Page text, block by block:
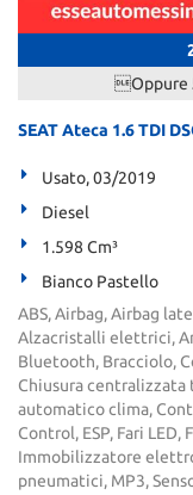
Oppure
SEAT Ateca 1.6 TDI
Usato, 03/2019
Diesel
1.598 Cm³
Bianco Pastello
ABS, Airbag, Airbag
Alzacristalli elettrici,
Bluetooth, Bracciolo,
Chiusura
automatico clima,
Control, ESP, Fari
Immobilizzatore
pneumatici, MP3,